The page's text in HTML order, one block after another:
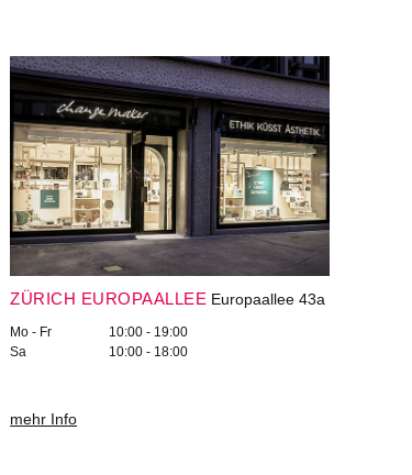
ZÜRICH EUROPAALLEE Europaallee 43a
Mo - Fr
10:00 - 19:00
Sa
10:00 - 18:00
mehr Info